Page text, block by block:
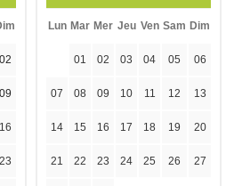
02
09
16
23
Lun Mar Mer Jeu Ven Sam Dim
01 02 03 04 05 06
07 08 09 10 11 12 13
14 15 16 17 18 19 20
21 22 23 24 25 26 27